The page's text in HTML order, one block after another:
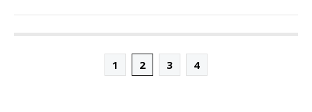
1 2 3 4